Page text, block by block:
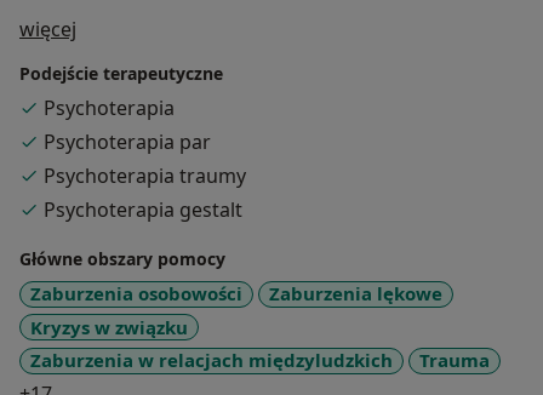
więcej
Podejście terapeutyczne
Psychoterapia
Psychoterapia par
Psychoterapia traumy
Psychoterapia gestalt
Główne obszary pomocy
Zaburzenia osobowości
Zaburzenia lękowe
Kryzys w związku
Zaburzenia w relacjach międzyludzkich
Trauma